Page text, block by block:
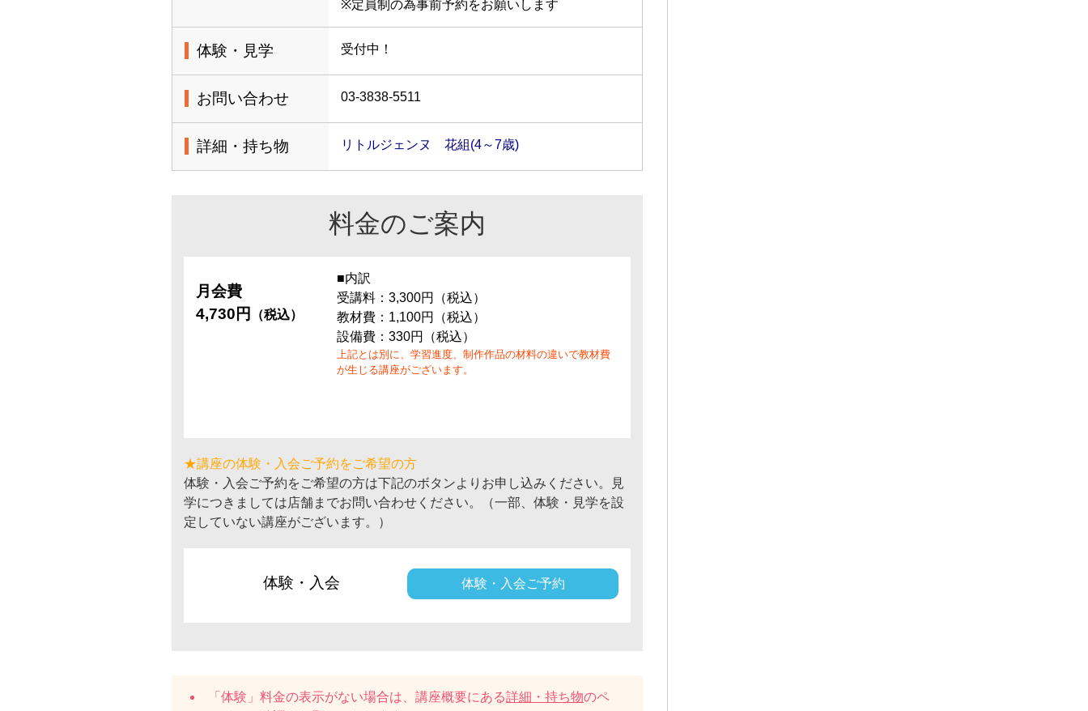
※定員制の為事前予約をお願いします
体験・見学 受付中！
お問い合わせ 03-3838-5511
詳細・持ち物 リトルジェンヌ 花組(4～7歳)
料金のご案内
月会費
4,730円
（税込）
■内訳
受講料：3,300円（税込）
教材費：1,100円（税込）
設備費：330円（税込）
上記とは別に、学習進度、制作作品の材料の違いで教材費
が生じる講座がございます。
★講座の体験・入会ご予約をご希望の方
体験・入会ご予約をご希望の方は下記のボタンよりお申し込みください。見
学につきましては店舗までお問い合わせください。（一部、体験・見学を設
定していない講座がございます。）
体験・入会 体験・入会ご予約
「体験」料金の表示がない場合は、講座概要にある詳細・持ち物のペ